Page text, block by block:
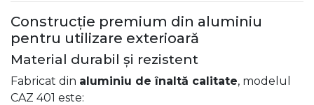
Construcție premium din aluminiu
pentru utilizare exterioară
Material durabil și rezistent
Fabricat din aluminiu de înaltă calitate, modelul
CAZ 401 este: